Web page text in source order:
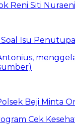
Isu
Beji Minta